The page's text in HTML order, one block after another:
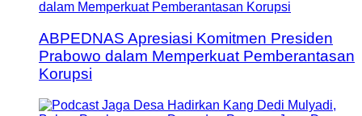
ABPEDNAS Apresiasi Komitmen Presiden
Prabowo dalam Memperkuat Pemberantasan
Korupsi